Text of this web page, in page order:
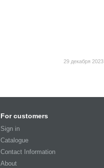
29 декабря 2023
For customers
Sign in
Catalogue
Contact Information
About